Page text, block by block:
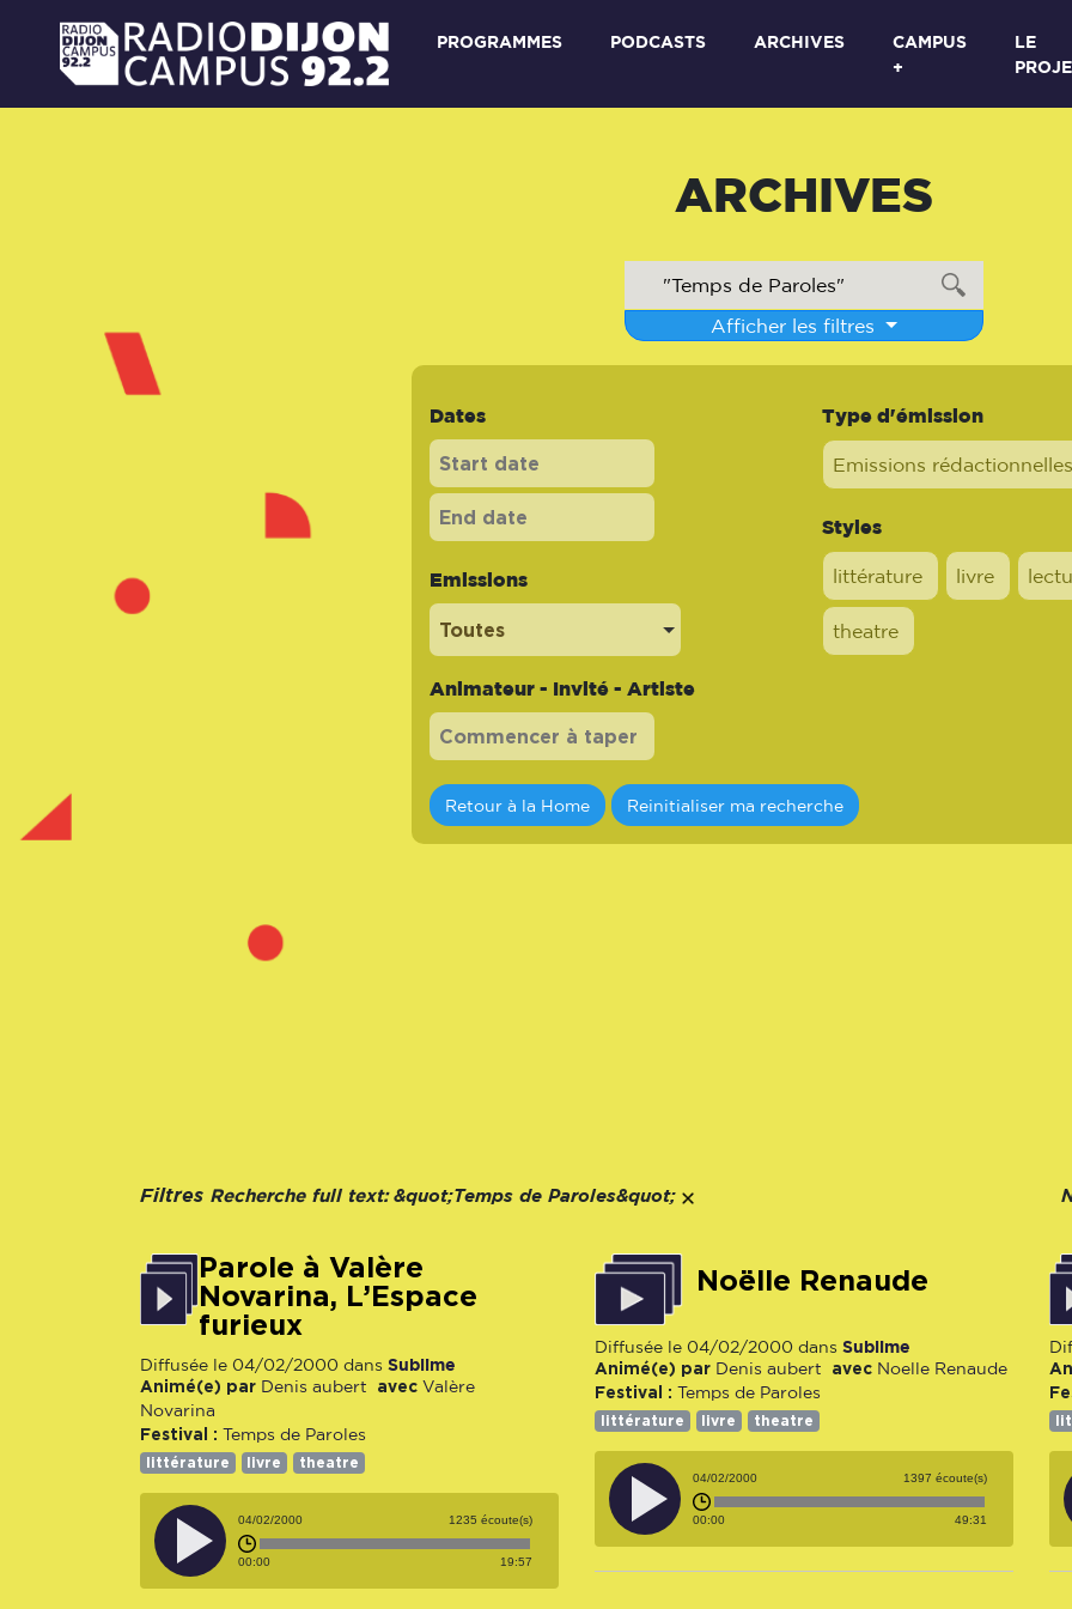
PROGRAMMES PODCASTS ARCHIVES
CAMPUS
+
LE
ARCHIVES
Afficher les filtres
Dates
Emissions
Toutes
Animateur - Invité - Artiste
Type d'émission
Emissions rédactionnelles
Styles
littérature livre
theatre
Retour à la Home Reinitialiser ma recherche
Filtres Recherche full text: &quot;Temps de Paroles&quot;
Parole à Valère
Novarina, L’Espace
furieux
Diffusée le 04/02/2000 dans Sublime
Animé(e) par Denis aubert avec Valère
Novarina
Festival : Temps de Paroles
littérature livre theatre
04/02/2000 1235 écoute(s)
00:00 19:57
Noëlle Renaude
Diffusée le 04/02/2000 dans Sublime
Animé(e) par Denis aubert avec Noelle Renaude
Festival : Temps de Paroles
littérature livre theatre
04/02/2000 1397 écoute(s)
00:00 49:31